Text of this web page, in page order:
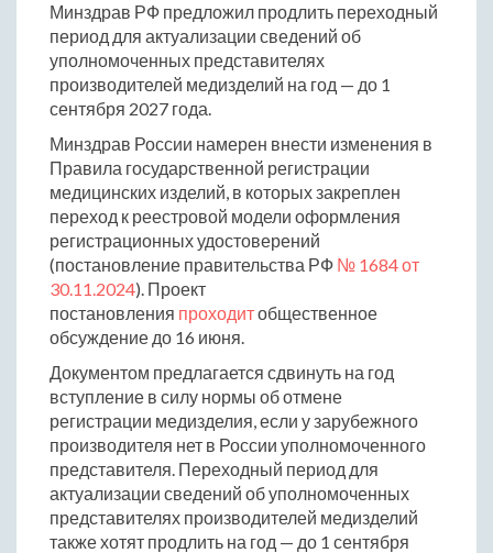
Минздрав РФ предложил продлить переходный
период для актуализации сведений об
уполномоченных представителях
производителей медизделий на год — до 1
сентября 2027 года.
Минздрав России намерен внести изменения в
Правила государственной регистрации
медицинских изделий, в которых закреплен
переход к реестровой модели оформления
регистрационных удостоверений
(постановление правительства РФ № 1684 от
30.11.2024). Проект
постановления проходитобщественное
обсуждение до 16 июня.
Документом предлагается сдвинуть на год
вступление в силу нормы об отмене
регистрации медизделия, если у зарубежного
производителя нет в России уполномоченного
представителя. Переходный период для
актуализации сведений об уполномоченных
представителях производителей медизделий
также хотят продлить на год — до 1 сентября